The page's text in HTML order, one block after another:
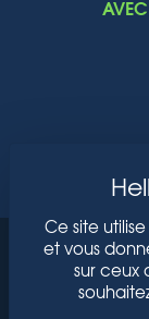
AVEC
Ce site
et vous
sur ceux